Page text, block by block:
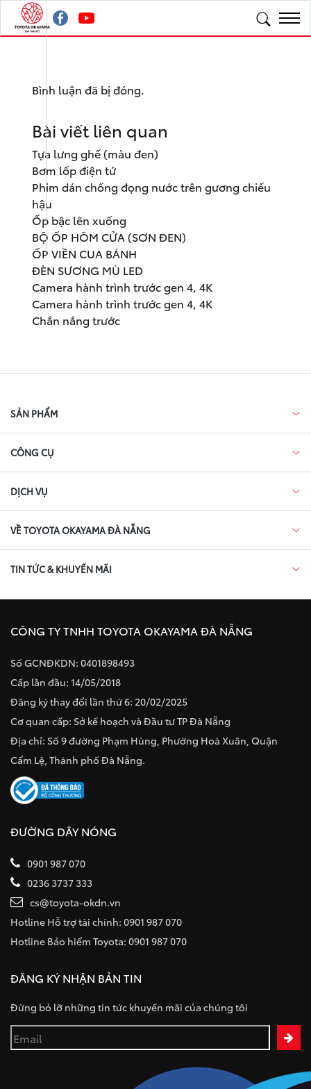
Bình luận đã bị đóng.
Bài viết liên quan
Tựa lưng ghế (màu đen)
Bơm lốp điện tử
Phim dán chống đọng nước trên gương chiếu
hậu
Ốp bậc lên xuống
BỘ ỐP HÕM CỬA (SƠN ĐEN)
ỐP VIỀN CUA BÁNH
ĐÈN SƯƠNG MÙ LED
Camera hành trình trước gen 4, 4K
Camera hành trình trước gen 4, 4K
Chắn nắng trước
SẢN PHẨM
CÔNG CỤ
DỊCH VỤ
VỀ TOYOTA OKAYAMA ĐÀ NẴNG
TIN TỨC & KHUYẾN MÃI
CÔNG TY TNHH TOYOTA OKAYAMA ĐÀ NẴNG
Số GCNĐKDN: 0401898493
Cấp lần đầu: 14/05/2018
Đăng ký thay đổi lần thứ 6: 20/02/2025
Cơ quan cấp: Sở kế hoạch và Đầu tư TP Đà Nẵng
Địa chỉ: Số 9 đường Phạm Hùng, Phường Hoà Xuân, Quận
Cẩm Lệ, Thành phố Đà Nẵng.
ĐƯỜNG DÂY NÓNG
0901 987 070
0236 3737 333
cs@toyota-okdn.vn
Hotline Hỗ trợ tài chính: 0901 987 070
Hotline Bảo hiểm Toyota: 0901 987 070
ĐĂNG KÝ NHẬN BẢN TIN
Đừng bỏ lỡ những tin tức khuyến mãi của chúng tôi